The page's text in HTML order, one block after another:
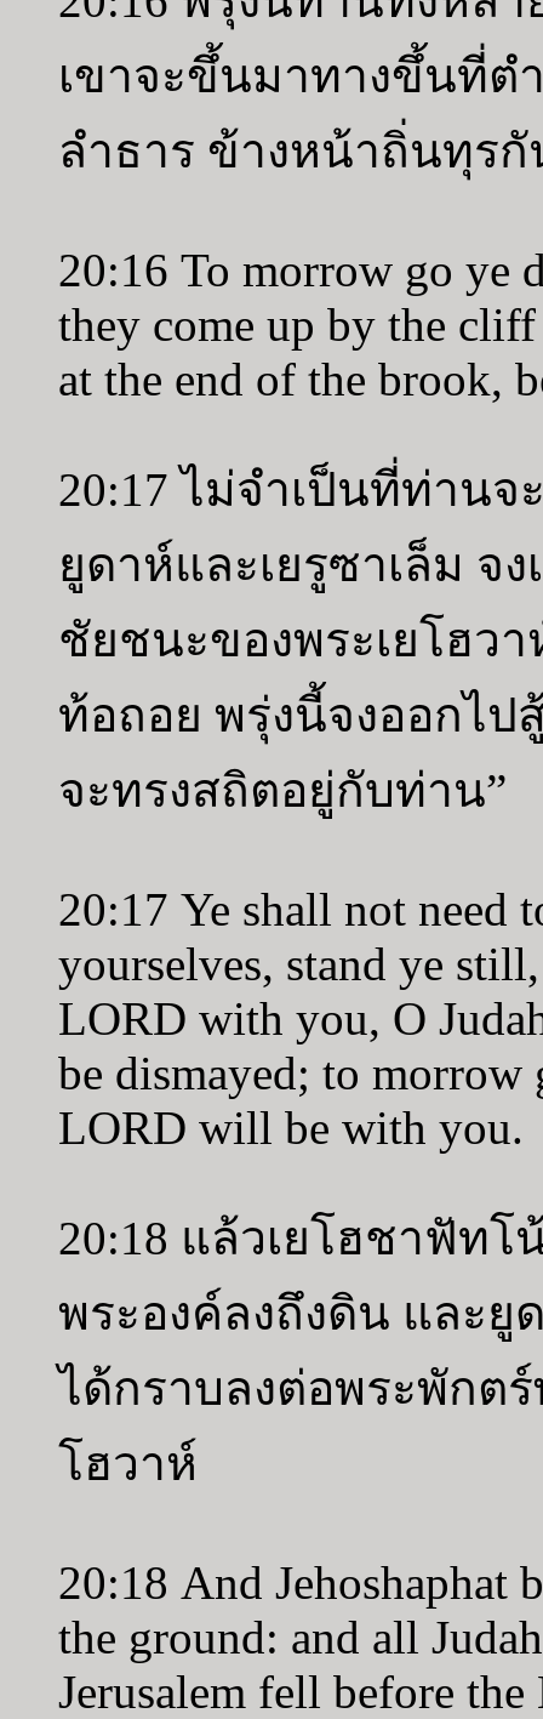
เขาจะขึ้นมาทางขึ้นที่ต
ลำธาร ข้างหน้าถิ่นทุรกั
20:16 To morrow go ye
they come up by the
at the end of the brook,
20:17 ไม่จำเป็นที่ท่าน
ยูดาห์และเยรูซาเล็ม จ
ชัยชนะของพระเยโฮวา
ท้อถอย พรุ่งนี้จงออกไป
จะทรงสถิตอยู่กับท่าน”
20:17 Ye shall not need
yourselves, stand ye
LORD with you, O
be dismayed; to morrow
LORD will be with you.
20:18 แล้วเยโฮชาฟัท
พระองค์ลงถึงดิน และยู
ได้กราบลงต่อพระพักต
โฮวาห์
20:18 And Jehoshaphat
the ground: and all
Jerusalem fell before